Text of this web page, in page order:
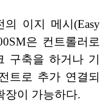
이지 메시(Easy
은 컨트롤러로
구축을 하거나 기
트로 추가 연결되
장이 가능하다.